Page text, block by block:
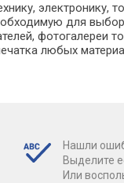
для
фотогалереи
любых
Нашли
Выделите
Или